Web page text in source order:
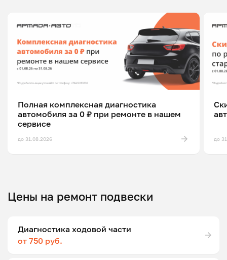
Полная комплексная диагностика
автомобиля за 0 ₽ при ремонте в нашем
сервисе
до 31.08.2026 до
Цены на ремонт подвески
Диагностика ходовой части
от 750 руб.